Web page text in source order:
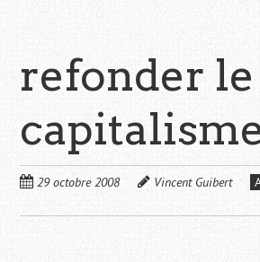
refonder le
29 octobre 2008 Vincent Guibert